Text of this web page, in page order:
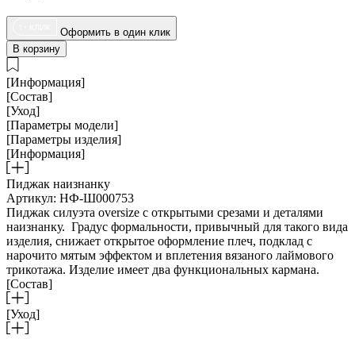
Оформить в один клик
В корзину
[Информация]
[Состав]
[Уход]
[Параметры модели]
[Параметры изделия]
[Информация]
Пиджак наизнанку
Артикул: НФ-Ш000753
Пиджак силуэта oversize с открытыми срезами и деталями
наизнанку. Градус формальности, привычный для такого вида
изделия, снижает открытое оформление плеч, подклад с
нарочито мятым эффектом и вплетения вязаного лаймового
трикотажа. Изделие имеет два функциональных кармана.
[Состав]
[Уход]